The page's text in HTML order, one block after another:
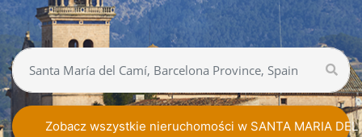
Zobacz wszystkie nieruchomości w SANTA MARIA DEL